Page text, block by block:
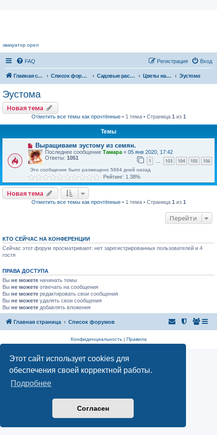
Этот сайт использует cookies для
обеспечения своей корректной работы.
Подробнее
Согласен
эвакуатор орел
FAQ Вход
Регистрация
Главная страница Список форумов Садовые растения Цветы нашего сада Эустома
Эустома
Новая тема
Отметить все темы как прочтённые• 1 тема • Страница 1 из 1
Темы
Выращиваем эустому из семян.
Последнее сообщение Тамара « 05 янв 2020, 17:42
Ответы: 1051 1 … 103 104 105 106
Это сообщение было размещено 5664 дней назад
Рейтинг: 1.38%
Новая тема
Отметить все темы как прочтённые• 1 тема • Страница 1 из 1
Перейти
КТО СЕЙЧАС НА КОНФЕРЕНЦИИ
Сейчас этот форум просматривают: нет зарегистрированных пользователей и 4
гостя
ПРАВА ДОСТУПА
Вы не можете начинать темы
Вы не можете отвечать на сообщения
Вы не можете редактировать свои сообщения
Вы не можете удалять свои сообщения
Вы не можете добавлять вложения
Главная страница Список форумов
Конфиденциальность| Правила